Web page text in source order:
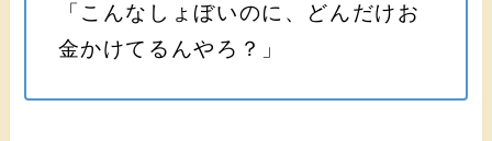
「こんなしょぼいのに、どんだけお
金かけてるんやろ？」